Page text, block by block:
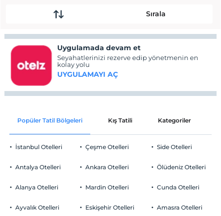
Sırala
Uygulamada devam et
Seyahatlerinizi rezerve edip yönetmenin en
kolay yolu
UYGULAMAYI AÇ
Popüler Tatil Bölgeleri Kış Tatili Kategoriler
İstanbul Otelleri
Antalya Otelleri
Alanya Otelleri
Ayvalık Otelleri
Çeşme Otelleri
Ankara Otelleri
Mardin Otelleri
Eskişehir Otelleri
Side Otelleri
Ölüdeniz Otelleri
Cunda Otelleri
Amasra Otelleri